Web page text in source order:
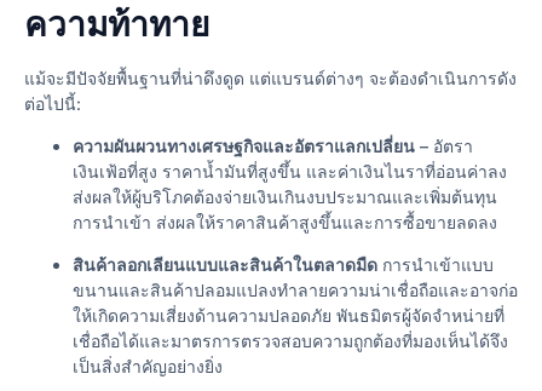
ความท้าทาย
แม้จะมีปัจจัยพื้นฐานที่น่าดึงดูด แต่แบรนด์ต่างๆ จะต้องดำเนินการดัง
ต่อไปนี้:
ความผันผวนทางเศรษฐกิจและอัตราแลกเปลี่ยน – อัตรา
เงินเฟ้อที่สูง ราคาน้ำมันที่สูงขึ้น และค่าเงินไนราที่อ่อนค่าลง
ส่งผลให้ผู้บริโภคต้องจ่ายเงินเกินงบประมาณและเพิ่มต้นทุน
การนำเข้า ส่งผลให้ราคาสินค้าสูงขึ้นและการซื้อขายลดลง
สินค้าลอกเลียนแบบและสินค้าในตลาดมืด การนำเข้าแบบ
ขนานและสินค้าปลอมแปลงทำลายความน่าเชื่อถือและอาจก่อ
ให้เกิดความเสี่ยงด้านความปลอดภัย พันธมิตรผู้จัดจำหน่ายที่
เชื่อถือได้และมาตรการตรวจสอบความถูกต้องที่มองเห็นได้จึง
เป็นสิ่งสำคัญอย่างยิ่ง